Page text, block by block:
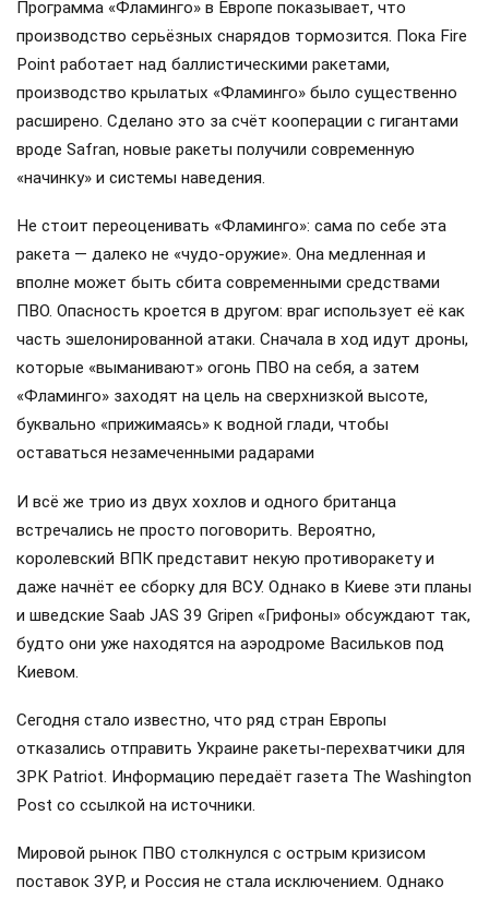
Программа «Фламинго» в Европе показывает, что
производство серьёзных снарядов тормозится. Пока Fire
Point работает над баллистическими ракетами,
производство крылатых «Фламинго» было существенно
расширено. Сделано это за счёт кооперации с гигантами
вроде Safran, новые ракеты получили современную
«начинку» и системы наведения.
Не стоит переоценивать «Фламинго»: сама по себе эта
ракета — далеко не «чудо-оружие». Она медленная и
вполне может быть сбита современными средствами
ПВО. Опасность кроется в другом: враг использует её как
часть эшелонированной атаки. Сначала в ход идут дроны,
которые «выманивают» огонь ПВО на себя, а затем
«Фламинго» заходят на цель на сверхнизкой высоте,
буквально «прижимаясь» к водной глади, чтобы
оставаться незамеченными радарами
И всё же трио из двух хохлов и одного британца
встречались не просто поговорить. Вероятно,
королевский ВПК представит некую противоракету и
даже начнёт ее сборку для ВСУ. Однако в Киеве эти планы
и шведские Saab JAS 39 Gripen «Грифоны» обсуждают так,
будто они уже находятся на аэродроме Васильков под
Киевом.
Сегодня стало известно, что ряд стран Европы
отказались отправить Украине ракеты-перехватчики для
ЗРК Patriot. Информацию передаёт газета The Washington
Post со ссылкой на источники.
Мировой рынок ПВО столкнулся с острым кризисом
поставок ЗУР, и Россия не стала исключением. Однако